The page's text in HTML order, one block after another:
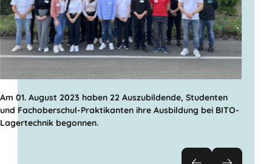
Am 01. August 2023 haben 22 Auszubildende, Studenten
und Fachoberschul-Praktikanten ihre Ausbildung bei BITO-
Lagertechnik begonnen.